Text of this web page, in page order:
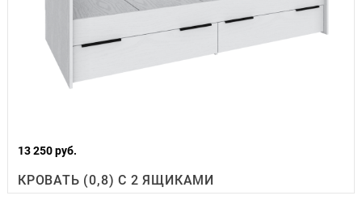
13 250 руб.
КРОВАТЬ (0,8) С 2 ЯЩИКАМИ